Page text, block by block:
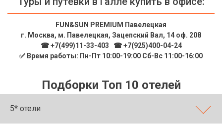
FUN&SUN PREMIUM Павелецкая
г. Москва, м. Павелецкая, Зацепский Вал, 14 оф. 208
☎ +7(499)11-33-403
☎ +7(925)400-04-24
✅ Время работы: Пн-Пт 10:00-19:00 Сб-Вс 11:00-16:00
Подборки Топ 10 отелей
5* отели
Сетевые отели Сейшел
Сетевые отели Маврикия